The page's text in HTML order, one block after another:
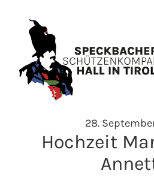
Inhalt
springen
28.
Hochzeit